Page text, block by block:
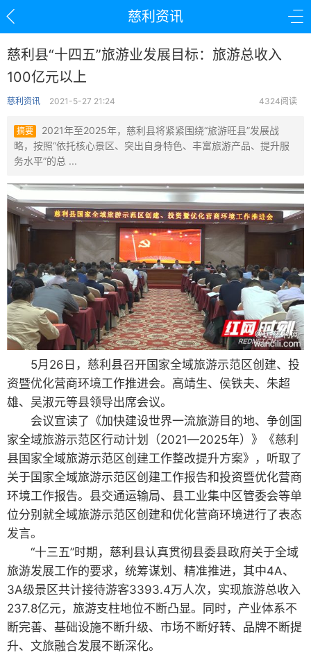
慈利资讯
慈利县“十四五”旅游业发展目标：旅游总收入
100亿元以上
慈利资讯 2021-5-27 21:24 4324阅读
摘要
2021年至2025年，慈利县将紧紧围绕“旅游旺县”发展战
略，按照“依托核心景区、突出自身特色、丰富旅游产品、提升服
务水平”的总 ...
5月26日，慈利县召开国家全域旅游示范区创建、投
资暨优化营商环境工作推进会。高靖生、侯铁夫、朱超
雄、吴淑元等县领导出席会议。
会议宣读了《加快建设世界一流旅游目的地、争创国
家全域旅游示范区行动计划（2021—2025年）》《慈利
县国家全域旅游示范区创建工作整改提升方案》，听取了
关于国家全域旅游示范区创建工作报告和投资暨优化营商
环境工作报告。县交通运输局、县工业集中区管委会等单
位分别就全域旅游示范区创建和优化营商环境进行了表态
发言。
“十三五”时期，慈利县认真贯彻县委县政府关于全域
旅游发展工作的要求，统筹谋划、精准推进，其中4A、
3A级景区共计接待游客3393.4万人次，实现旅游总收入
237.8亿元，旅游支柱地位不断凸显。同时，产业体系不
断完善、基础设施不断升级、市场不断好转、品牌不断提
升、文旅融合发展不断深化。